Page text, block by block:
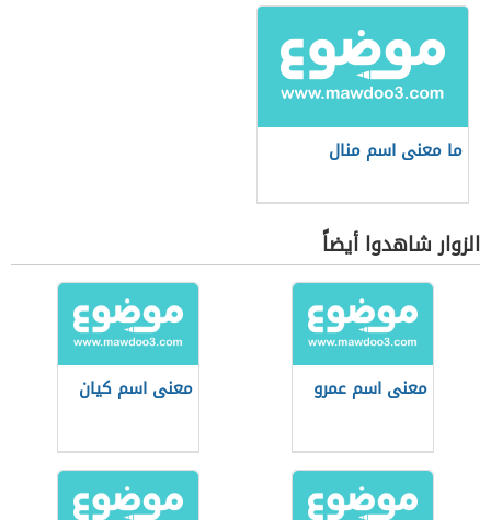
ما معنى اسم منال
الزوار شاهدوا أيضاً
معنى اسم عمرو معنى اسم كيان